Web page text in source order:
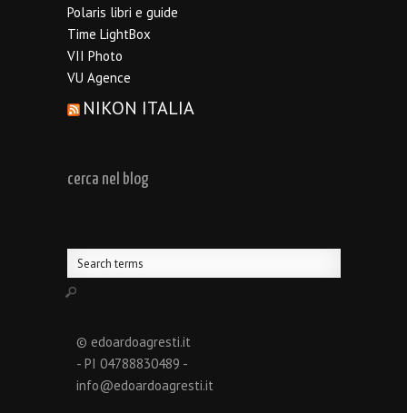
Polaris libri e guide
Time LightBox
VII Photo
VU Agence
NIKON ITALIA
cerca nel blog
© edoardoagresti.it
- PI 04788830489 -
info@edoardoagresti.it